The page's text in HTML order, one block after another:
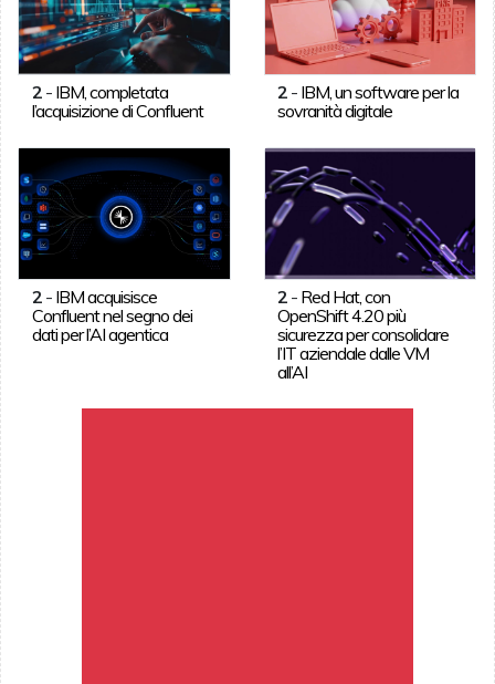
2- IBM, completata
l’acquisizione di Confluent
2 - IBM, un software per la
sovranità digitale
2- IBM acquisisce
Confluent nel segno dei
dati per l’AI agentica
2 - Red Hat, con
OpenShift 4.20 più
sicurezza per consolidare
l’IT aziendale dalle VM
all’AI